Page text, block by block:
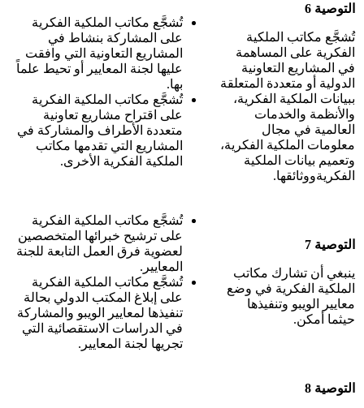
التوصية 6
تُشجَّع مكاتب الملكية
الفكرية على المساهمة
في المشاريع التعاونية
الدولية أو متعددة المتعلقة
ببيانات الملكية الفكرية،
والأنظمة والخدمات
العالمية في مجال
معلومات الملكية الفكرية،
وتعميم بيانات الملكية
الفكريةووثائقها.
تُشجَّع مكاتب الملكية الفكرية
على المشاركة بنشاط في
المشاريع التعاونية التي وافقت
عليها لجنة المعايير أو تحيط علماً
بها.
تُشجَّع مكاتب الملكية الفكرية
على اقتراح مشاريع تعاونية
متعددة الأطراف والمشاركة في
المشاريع التي تقدمها مكاتب
الملكية الفكرية الأخرى.
التوصية 7
ينبغي أن تشارك مكاتب
الملكية الفكرية في وضع
معايير الويبو وتنفيذها
حيثما أمكن.
تُشجَّع مكاتب الملكية الفكرية
على ترشيح خبرائها المتخصصين
لعضوية فرق العمل التابعة للجنة
المعايير.
تُشجَّع مكاتب الملكية الفكرية
على إبلاغ المكتب الدولي بحالة
تنفيذها لمعايير الويبو والمشاركة
في الدراسات الاستقصائية التي
تجريها لجنة المعايير.
التوصية 8